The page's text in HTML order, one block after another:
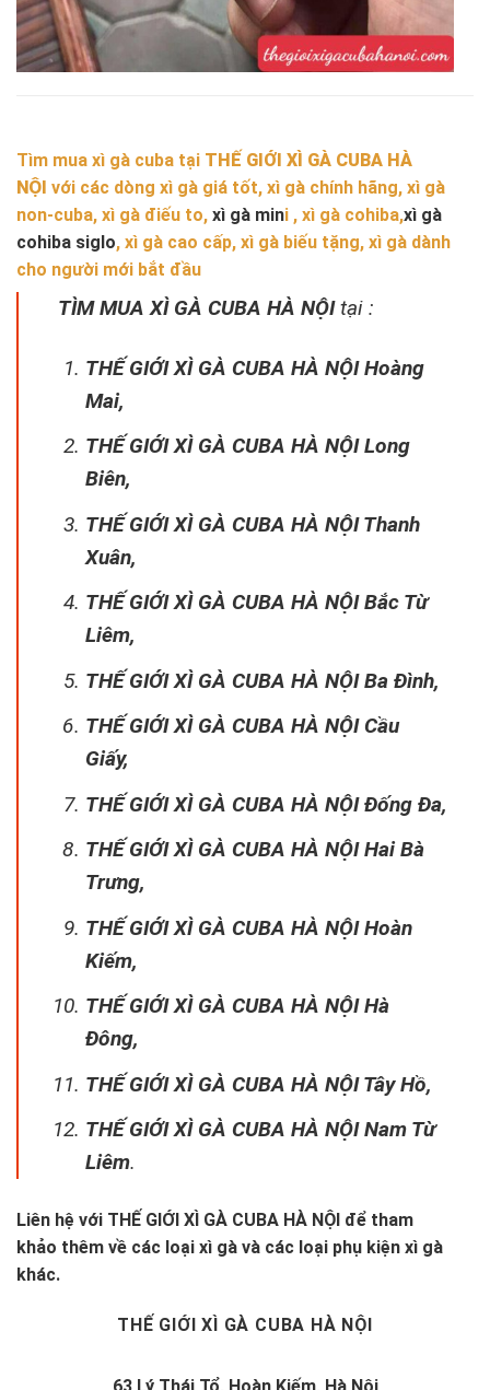
Tìm mua xì gà cuba tại THẾ GIỚI XÌ GÀ CUBA HÀ
NỘI với các dòng xì gà giá tốt, xì gà chính hãng, xì gà
non-cuba, xì gà điếu to, xì gà mini , xì gà cohiba,xì gà
cohiba siglo, xì gà cao cấp, xì gà biếu tặng, xì gà dành
cho người mới bắt đầu
TÌM MUA XÌ GÀ CUBA HÀ NỘItại :
THẾ GIỚI XÌ GÀ CUBA HÀ NỘI Hoàng
Mai,
THẾ GIỚI XÌ GÀ CUBA HÀ NỘI Long
Biên,
THẾ GIỚI XÌ GÀ CUBA HÀ NỘI Thanh
Xuân,
THẾ GIỚI XÌ GÀ CUBA HÀ NỘI Bắc Từ
Liêm,
THẾ GIỚI XÌ GÀ CUBA HÀ NỘI Ba Đình,
THẾ GIỚI XÌ GÀ CUBA HÀ NỘI Cầu
Giấy,
THẾ GIỚI XÌ GÀ CUBA HÀ NỘI Đống Đa,
THẾ GIỚI XÌ GÀ CUBA HÀ NỘI Hai Bà
Trưng,
THẾ GIỚI XÌ GÀ CUBA HÀ NỘI Hoàn
Kiếm,
THẾ GIỚI XÌ GÀ CUBA HÀ NỘI Hà
Đông,
THẾ GIỚI XÌ GÀ CUBA HÀ NỘI Tây Hồ,
THẾ GIỚI XÌ GÀ CUBA HÀ NỘI Nam Từ
Liêm.
Liên hệ với THẾ GIỚI XÌ GÀ CUBA HÀ NỘI để tham
khảo thêm về các loại xì gà và các loại phụ kiện xì gà
khác.
THẾ GIỚI XÌ GÀ CUBA HÀ NỘI